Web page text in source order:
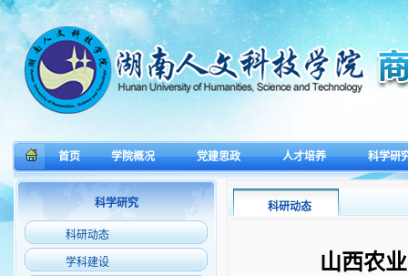
首页 学院概况 党建思政 人才培养 科学研
科学研究
科研动态
学科建设
科研动态
山西农